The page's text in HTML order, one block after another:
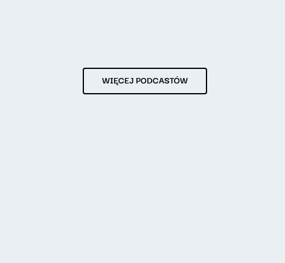
WIĘCEJ PODCASTÓW